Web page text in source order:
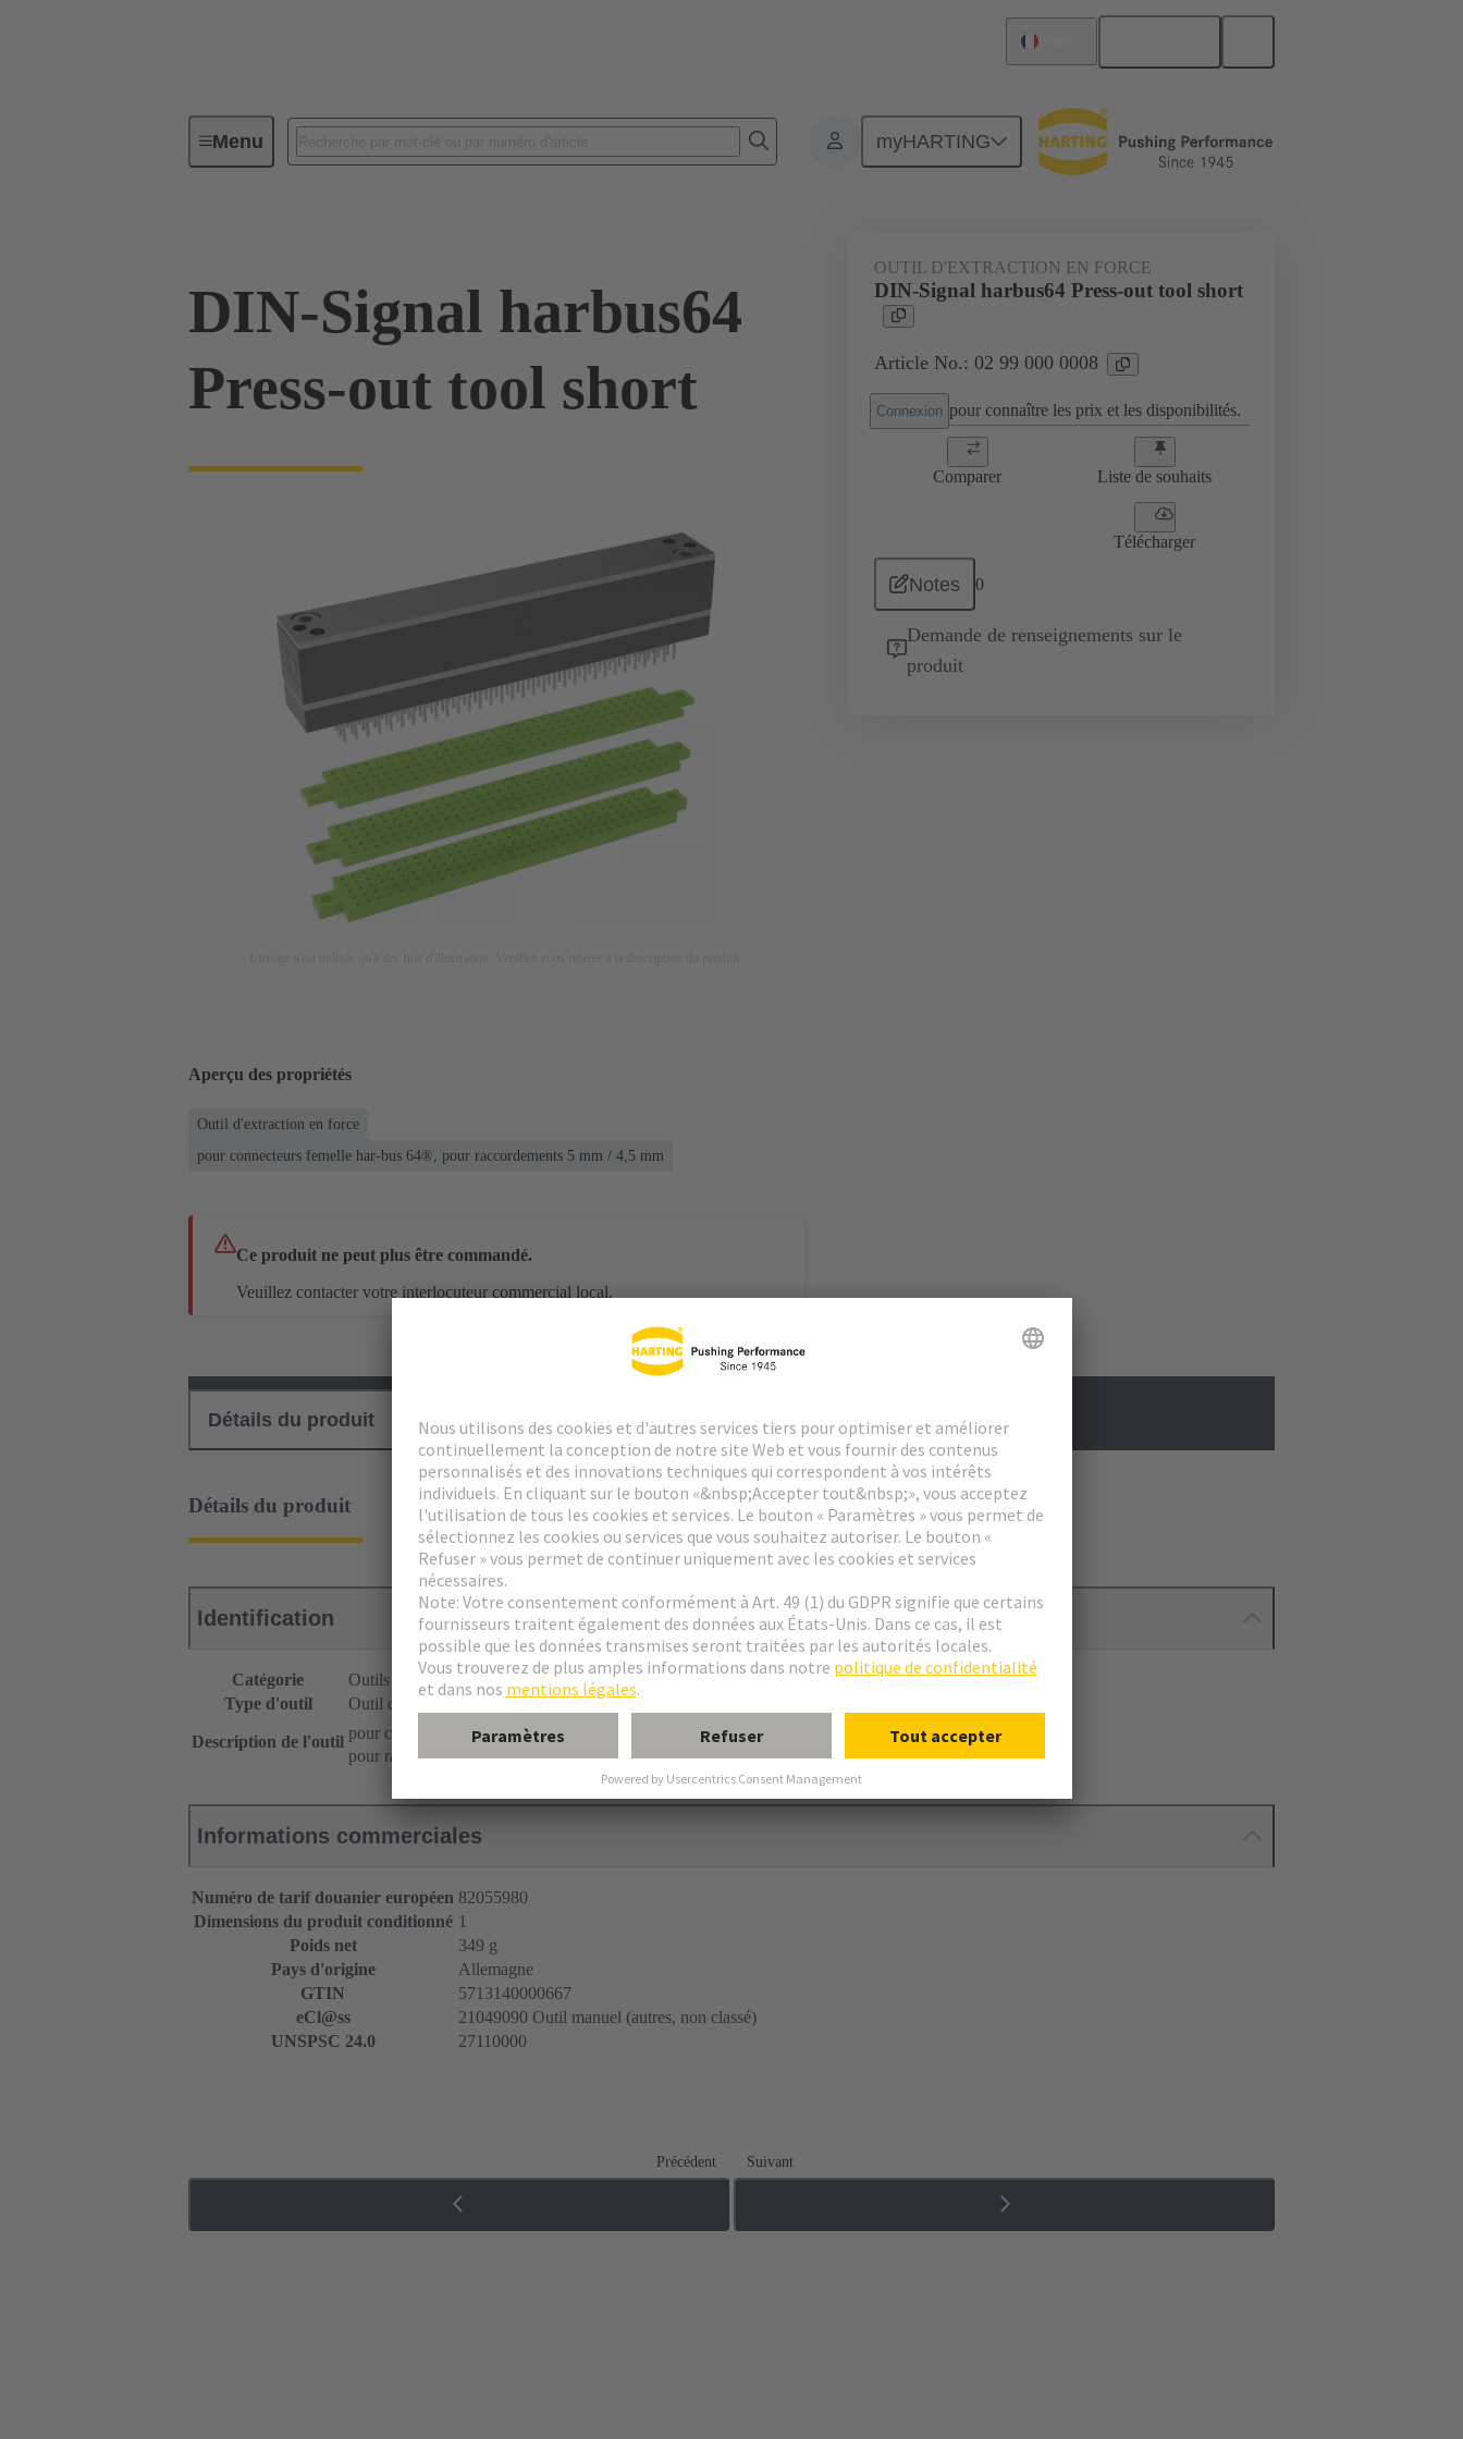
Menu myHARTING
Outils 02 99 000 0008
DIN-Signal harbus64
Press-out tool short
OUTIL D'EXTRACTION EN FORCE
DIN-Signal harbus64 Press-out tool short
Article No.: 02 99 000 0008
Connexion pour connaître les prix et les disponibilités.
Comparer Liste de souhaits
Télécharger
Notes 0
Demande de renseignements sur le
produit
Aperçu des propriétés
Outil d'extraction en force
pour connecteurs femelle har-bus 64®, pour raccordements 5 mm / 4,5 mm
Ce produit ne peut plus être commandé.
Veuillez contacter votre interlocuteur commercial local.
Détails du produit Téléchargements Produits assortis Distributeurs
Détails du produit
Identification
Catégorie
Outils
Type d'outil
Outil d'extraction en force
Description de l'outil
pour connecteurs femellehar-bus 64
pour raccordements 5 mm / 4,5 mm
Informations commerciales
Numéro de tarif douanier européen 82055980
Dimensions du produit conditionné 1
Poids net
349 g
Pays d'origine
Allemagne
GTIN
5713140000667
eCl@ss
21049090 Outil manuel (autres, non classé)
UNSPSC 24.0
27110000
Précédent Suivant